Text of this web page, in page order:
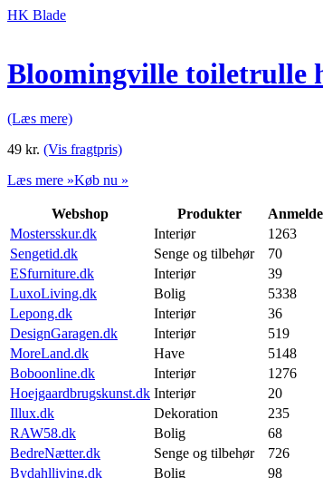
HK Blade
Bloomingville toiletrulle
(Læs mere)
49 kr. (Vis fragtpris)
Læs mere »Køb nu »
Webshop Produkter
Mostersskur.dk
Interiør 1263
Sengetid.dk
Senge og tilbehør 70
ESfurniture.dk
Interiør 39
LuxoLiving.dk
Bolig 5338
Lepong.dk
Interiør 36
DesignGaragen.dk
Interiør 519
MoreLand.dk
Have 5148
Boboonline.dk
Interiør 1276
Hoejgaardbrugskunst.dk Interiør 20
Illux.dk
Dekoration 235
RAW58.dk
Bolig 68
BedreNætter.dk
Senge og tilbehør 726
Bydahlliving.dk
Bolig 98